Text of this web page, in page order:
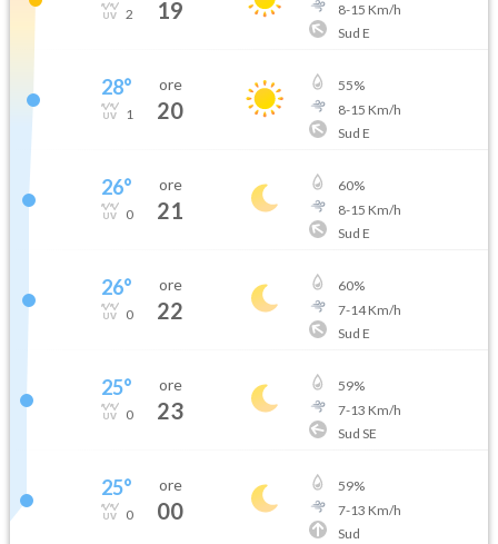
2 19
8-15 Km/h
Sud E
28°
1
ore
20
55%
8-15 Km/h
Sud E
26°
0
ore
21
60%
8-15 Km/h
Sud E
26°
0
ore
22
60%
7-14Km/h
Sud E
25°
0
ore
23
59%
7-13 Km/h
Sud SE
25°
0
ore
00
59%
7-13 Km/h
Sud